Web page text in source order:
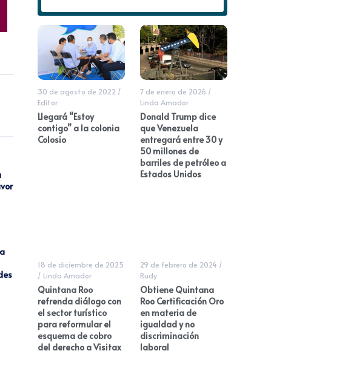
30 de agosto de 2022 /
Editor
Llegará “Estoy
contigo” a la colonia
Colosio
7 de enero de 2026 /
Linda Amador
Donald Trump dice
que Venezuela
entregará entre 30 y
50 millones de
barriles de petróleo a
Estados Unidos
18 de diciembre de 2025
/ Linda Amador
Quintana Roo
refrenda diálogo con
el sector turístico
para reformular el
esquema de cobro
del derecho a Visitax
29 de febrero de 2024 /
Rudy
Obtiene Quintana
Roo Certificación Oro
en materia de
igualdad y no
discriminación
laboral